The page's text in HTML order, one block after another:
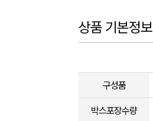
상품 기본정보
구성품
박스포장수량